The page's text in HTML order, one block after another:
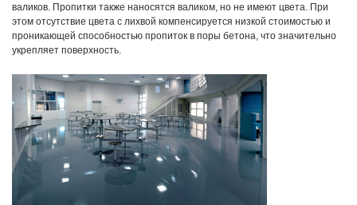
валиков. Пропитки также наносятся валиком, но не имеют цвета. При
этом отсутствие цвета с лихвой компенсируется низкой стоимостью и
проникающей способностью пропиток в поры бетона, что значительно
укрепляет поверхность.